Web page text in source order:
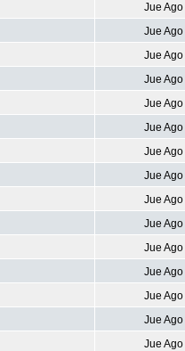
Jue
Jue
Jue
Jue
Jue
Jue
Jue
Jue
Jue
Jue
Jue
Jue
Jue
Jue
Jue